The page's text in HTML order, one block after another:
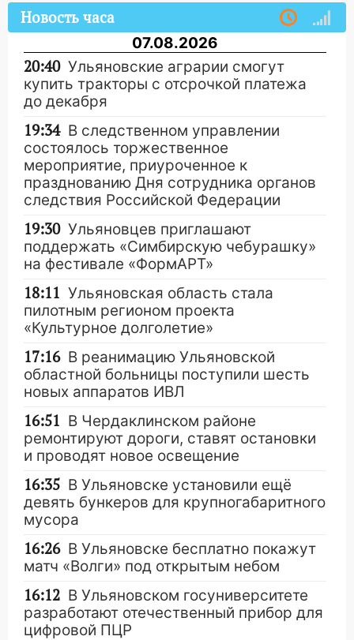
Новость часа
07.08.2026
20:40 Ульяновские аграрии смогут
купить тракторы с отсрочкой платежа
до декабря
19:34 В следственном управлении
состоялось торжественное
мероприятие, приуроченное к
празднованию Дня сотрудника органов
следствия Российской Федерации
19:30 Ульяновцев приглашают
поддержать «Симбирскую чебурашку»
на фестивале «ФормАРТ»
18:11 Ульяновская область стала
пилотным регионом проекта
«Культурное долголетие»
17:16 В реанимацию Ульяновской
областной больницы поступили шесть
новых аппаратов ИВЛ
16:51 В Чердаклинском районе
ремонтируют дороги, ставят остановки
и проводят новое освещение
16:35 В Ульяновске установили ещё
девять бункеров для крупногабаритного
мусора
16:26 В Ульяновске бесплатно покажут
матч «Волги» под открытым небом
16:12 В Ульяновском госуниверситете
разработают отечественный прибор для
цифровой ПЦР